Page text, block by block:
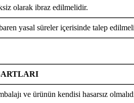
olarak ibraz edilmelidir.
yasal süreler içerisinde talep
ve ürünün kendisi hasarsız